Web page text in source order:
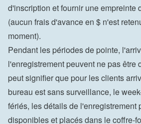
d'inscription et fournir une empreinte
(aucun frais d'avance en $ n'est
moment).
Pendant les périodes de pointe,
l'enregistrement peuvent ne pas être
peut signifier que pour les clients
bureau est sans surveillance, le
fériés, les détails de l'enregistrement
disponibles et placés dans le coffre-